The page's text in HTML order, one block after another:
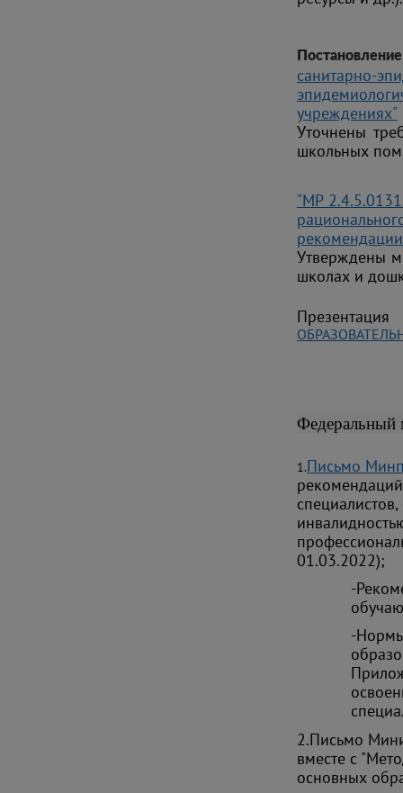
санитарно-
учреждениях"
Уточнены
школьных
"МР
Утверждены
школах и
Презентация
Федеральный
1.Письмо
01.03.2022);
-
-
2.Письмо
вместе с
основных